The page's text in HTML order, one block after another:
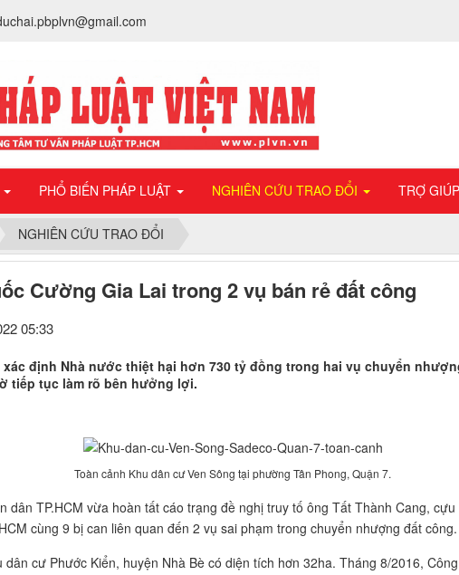
PHỔ BIẾN PHÁP LUẬT NGHIÊN CỨU TRAO ĐỔI TRỢ
NGHIÊN CỨU TRAO ĐỔI
Cường Gia Lai trong 2 vụ bán rẻ đất công
05:33
định Nhà nước thiệt hại hơn 730 tỷ đồng trong hai vụ chuyển
tiếp tục làm rõ bên hưởng lợi.
Toàn cảnh Khu dân cư Ven Sông tại phường Tân Phong, Quận 7.
dân TP.HCM vừa hoàn tất cáo trạng đề nghị truy tố ông Tất Thành Cang,
cùng 9 bị can liên quan đến 2 vụ sai phạm trong chuyển nhượng đất công.
dân cư Phước Kiển, huyện Nhà Bè có diện tích hơn 32ha. Tháng 8/2016,